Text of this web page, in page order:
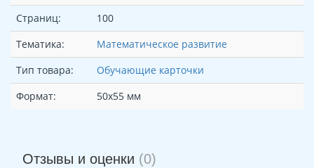
Страниц:
100
Тематика:
Математическое развитие
Тип товара:
Обучающие карточки
Формат:
50х55 мм
Отзывы и оценки (0)